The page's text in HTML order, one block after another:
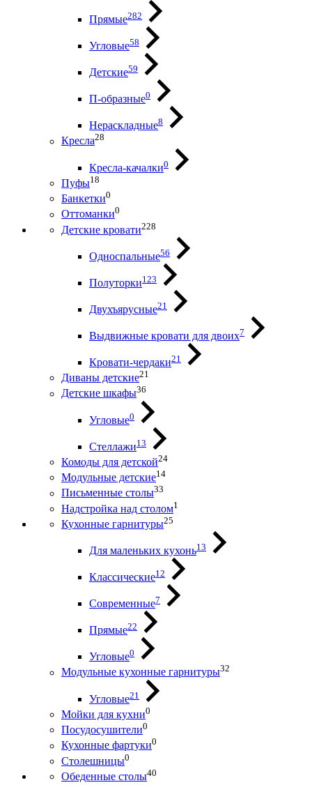
Прямые282
Угловые58
Детские59
П-образные0
Нераскладные8
Кресла28
Кресла-качалки0
Пуфы18
Банкетки0
Оттоманки0
Детские кровати228
Односпальные56
Полуторки123
Двухъярусные21
Выдвижные кровати для двоих7
Кровати-чердаки21
Диваны детские21
Детские шкафы36
Угловые0
Стеллажи13
Комоды для детской24
Модульные детские14
Письменные столы33
Надстройка над столом1
Кухонные гарнитуры25
Для маленьких кухонь13
Классические12
Современные7
Прямые22
Угловые0
Модульные кухонные гарнитуры32
Угловые21
Мойки для кухни0
Посудосушители0
Кухонные фартуки0
Столешницы0
Обеденные столы40